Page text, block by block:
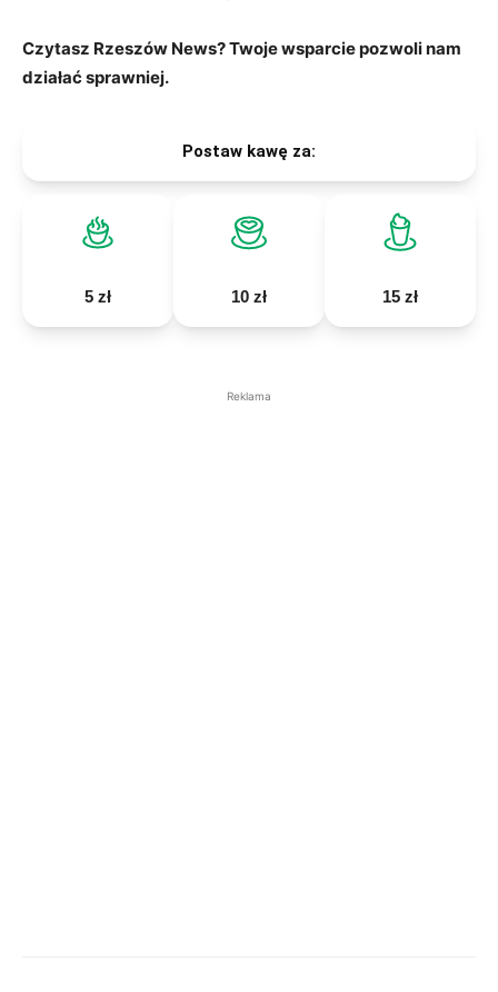
Czytasz Rzeszów News? Twoje wsparcie pozwoli nam
działać sprawniej.
Postaw kawę za:
5 zł 10 zł 15 zł
Reklama